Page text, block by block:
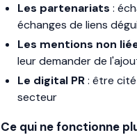
Les partenariats :
échanges de liens
Les mentions non
leur demander de
Le digital PR: être
secteur
Ce qui ne fonctionne